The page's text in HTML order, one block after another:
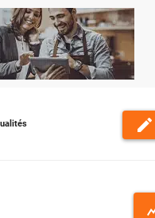
edit